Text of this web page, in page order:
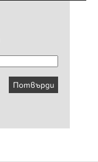
Потвърди